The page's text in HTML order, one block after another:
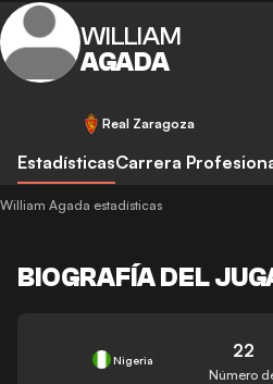
WILLIAM
AGADA
Real Zaragoza
EstadísticasCarrera
William Agada estadísticas
BIOGRAFÍA DEL
Nigeria 22
Número